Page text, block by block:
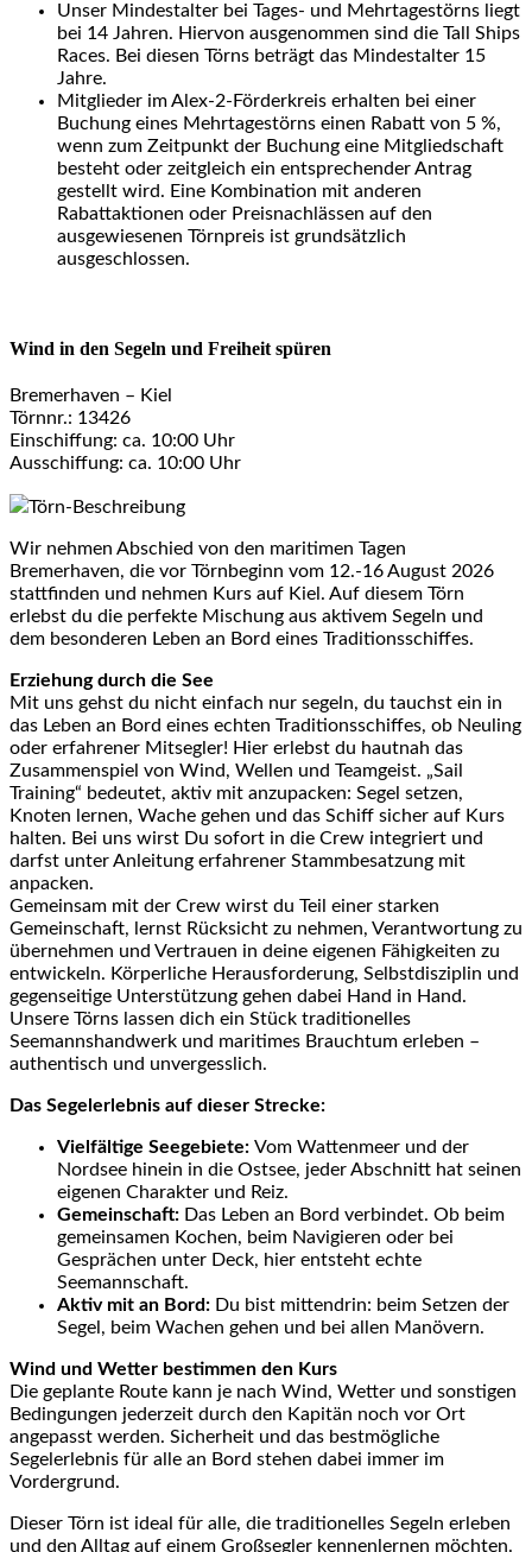
Unser Mindestalter bei Tages- und Mehrtagestörns liegt
bei 14 Jahren. Hiervon ausgenommen sind die Tall Ships
Races. Bei diesen Törns beträgt das Mindestalter 15
Jahre.
Mitglieder im Alex-2-Förderkreis erhalten bei einer
Buchung eines Mehrtagestörns einen Rabatt von 5 %,
wenn zum Zeitpunkt der Buchung eine Mitgliedschaft
besteht oder zeitgleich ein entsprechender Antrag
gestellt wird. Eine Kombination mit anderen
Rabattaktionen oder Preisnachlässen auf den
ausgewiesenen Törnpreis ist grundsätzlich
ausgeschlossen.
Wind in den Segeln und Freiheit spüren
Bremerhaven – Kiel
Törnnr.: 13426
Einschiffung: ca. 10:00 Uhr
Ausschiffung: ca. 10:00 Uhr
Törn-Beschreibung
Wir nehmen Abschied von den maritimen Tagen
Bremerhaven, die vor Törnbeginn vom 12.-16 August 2026
stattfinden und nehmen Kurs auf Kiel. Auf diesem Törn
erlebst du die perfekte Mischung aus aktivem Segeln und
dem besonderen Leben an Bord eines Traditionsschiffes.
Erziehung durch die See
Mit uns gehst du nicht einfach nur segeln, du tauchst ein in
das Leben an Bord eines echten Traditionsschiffes, ob Neuling
oder erfahrener Mitsegler! Hier erlebst du hautnah das
Zusammenspiel von Wind, Wellen und Teamgeist. „Sail
Training“ bedeutet, aktiv mit anzupacken: Segel setzen,
Knoten lernen, Wache gehen und das Schiff sicher auf Kurs
halten. Bei uns wirst Du sofort in die Crew integriert und
darfst unter Anleitung erfahrener Stammbesatzung mit
anpacken.
Gemeinsam mit der Crew wirst du Teil einer starken
Gemeinschaft, lernst Rücksicht zu nehmen, Verantwortung zu
übernehmen und Vertrauen in deine eigenen Fähigkeiten zu
entwickeln. Körperliche Herausforderung, Selbstdisziplin und
gegenseitige Unterstützung gehen dabei Hand in Hand.
Unsere Törns lassen dich ein Stück traditionelles
Seemannshandwerk und maritimes Brauchtum erleben –
authentisch und unvergesslich.
Das Segelerlebnis auf dieser Strecke:
Vielfältige Seegebiete: Vom Wattenmeer und der
Nordsee hinein in die Ostsee, jeder Abschnitt hat seinen
eigenen Charakter und Reiz.
Gemeinschaft: Das Leben an Bord verbindet. Ob beim
gemeinsamen Kochen, beim Navigieren oder bei
Gesprächen unter Deck, hier entsteht echte
Seemannschaft.
Aktiv mit an Bord: Du bist mittendrin: beim Setzen der
Segel, beim Wachen gehen und bei allen Manövern.
Wind und Wetter bestimmen den Kurs
Die geplante Route kann je nach Wind, Wetter und sonstigen
Bedingungen jederzeit durch den Kapitän noch vor Ort
angepasst werden. Sicherheit und das bestmögliche
Segelerlebnis für alle an Bord stehen dabei immer im
Vordergrund.
Dieser Törn ist ideal für alle, die traditionelles Segeln erleben
und den Alltag auf einem Großsegler kennenlernen möchten.